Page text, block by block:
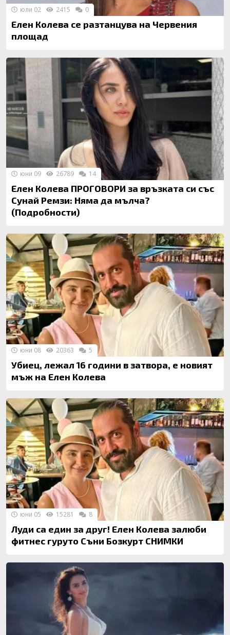
Елен Колева се разтанцува на Червения
площад
юли 02 2415 0
Елен Колева ПРОГОВОРИ за връзката си със
Сунай Ремзи: Няма да мълча?
(Подробности)
юни 09 26789 14
Убиец, лежал 16 години в затвора, е новият
мъж на Елен Колева
юни 08 20363 5
Луди са един за друг! Елен Колева залюби
фитнес гуруто Съни Бозкурт СНИМКИ
юни 05 15281 8